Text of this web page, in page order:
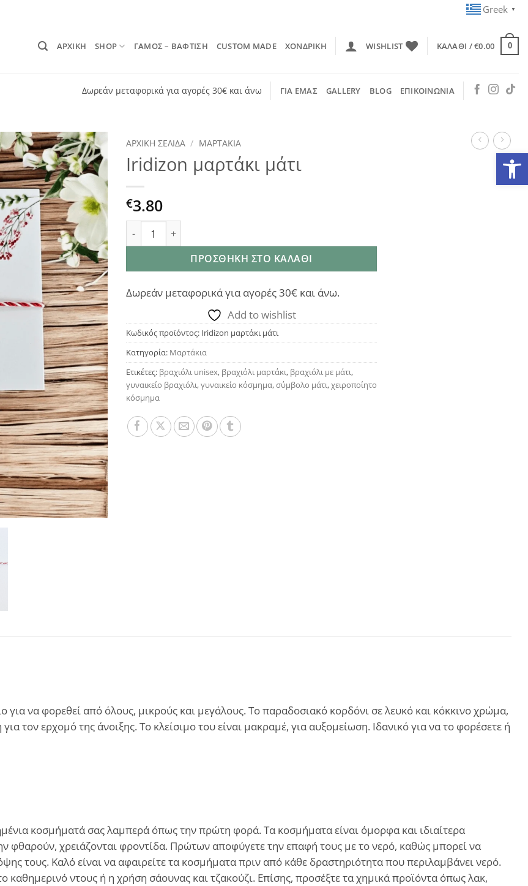
Greek ▼
ΑΡΧΙΚΗ SHOP ΓΑΜΟΣ – ΒΑΦΤΙΣΗ CUSTOM MADE ΧΟΝΔΡΙΚΗ WISHLIST ΚΑΛΆΘΙ /€0.00 0
Δωρεάν μεταφορικά για αγορές 30€ και άνω ΓΙΑ ΕΜΑΣ GALLERY BLOG ΕΠΙΚΟΙΝΩΝΙΑ
Add to
wishlist
ΑΡΧΙΚΉ ΣΕΛΊΔΑ / ΜΑΡΤΆΚΙΑ
Iridizon μαρτάκι μάτι
€3.80
Iridizon μαρτάκι μάτι ποσότητα
ΠΡΟΣΘΉΚΗ ΣΤΟ ΚΑΛΆΘΙ
Δωρεάν μεταφορικά για αγορές 30€ και άνω.
Add to wishlist
Κωδικός προϊόντος: Iridizon μαρτάκι μάτι
Κατηγορία: Μαρτάκια
Ετικέτες: βραχιόλι unisex, βραχιόλι μαρτάκι, βραχιόλι με μάτι,
γυναικείο βραχιόλι,γυναικείο κόσμημα,σύμβολο μάτι,χειροποίητο
κόσμημα
για να φορεθεί από όλους, μικρούς και μεγάλους. Το παραδοσιακό κορδόνι σε λευκό και κόκκινο χρώμα,
τον ερχομό της άνοιξης. Το κλείσιμο του είναι μακραμέ, για αυξομείωση. Ιδανικό για να το φορέσετε ή
κοσμήματά σας λαμπερά όπως την πρώτη φορά. Τα κοσμήματα είναι όμορφα και ιδιαίτερα
φθαρούν, χρειάζονται φροντίδα. Πρώτων αποφύγετε την επαφή τους με το νερό, καθώς μπορεί να
τους. Καλό είναι να αφαιρείτε τα κοσμήματα πριν από κάθε δραστηριότητα που περιλαμβάνει νερό.
ντους ή η χρήση σάουνας και τζακούζι. Επίσης, προσέξτε τα χημικά προϊόντα όπως λακ,